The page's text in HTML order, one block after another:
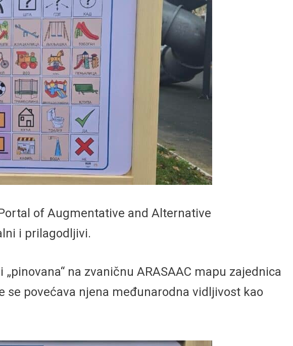
of Augmentative and Alternative
i prilagodljivi.
na zvaničnu ARASAAC mapu zajednica
povećava njena međunarodna vidljivost kao